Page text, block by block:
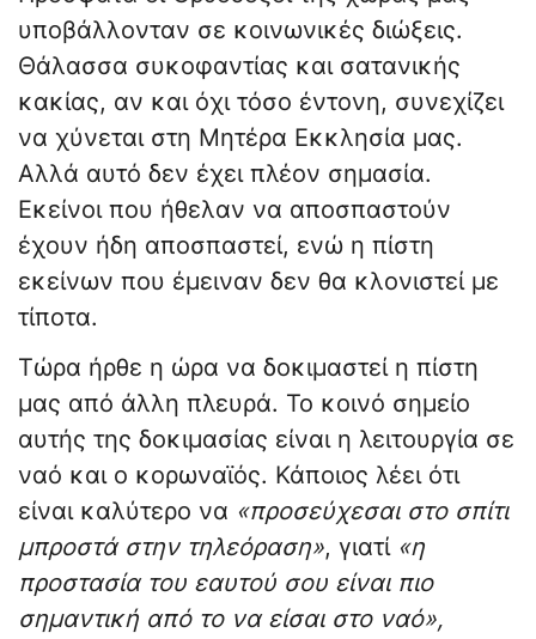
υποβάλλονταν σε κοινωνικές διώξεις.
Θάλασσα συκοφαντίας και σατανικής
κακίας, αν και όχι τόσο έντονη, συνεχίζει
να χύνεται στη Μητέρα Εκκλησία μας.
Αλλά αυτό δεν έχει πλέον σημασία.
Εκείνοι που ήθελαν να αποσπαστούν
έχουν ήδη αποσπαστεί, ενώ η πίστη
εκείνων που έμειναν δεν θα κλονιστεί με
τίποτα.
Τώρα ήρθε η ώρα να δοκιμαστεί η πίστη
μας από άλλη πλευρά. Το κοινό σημείο
αυτής της δοκιμασίας είναι η λειτουργία σε
ναό και ο κορωναϊός. Κάποιος λέει ότι
είναι καλύτερο να «προσεύχεσαι στο σπίτι
μπροστά στην τηλεόραση», γιατί «η
προστασία του εαυτού σου είναι πιο
σημαντική από το να είσαι στο ναό»,